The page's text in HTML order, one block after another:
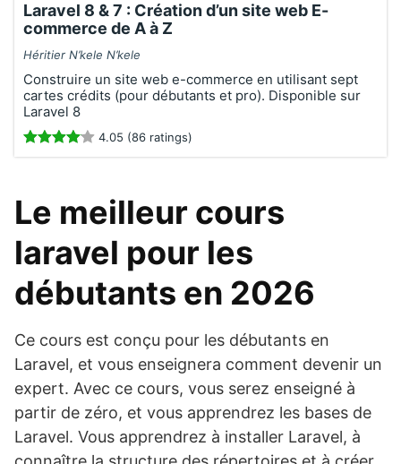
Laravel 8 & 7 : Création d’un site web E-
commerce de A à Z
Héritier N’kele N’kele
Construire un site web e-commerce en utilisant sept
cartes crédits (pour débutants et pro). Disponible sur
Laravel 8
4.05 (86 ratings)
Le meilleur cours
laravel pour les
débutants en 2026
Ce cours est conçu pour les débutants en
Laravel, et vous enseignera comment devenir un
expert. Avec ce cours, vous serez enseigné à
partir de zéro, et vous apprendrez les bases de
Laravel. Vous apprendrez à installer Laravel, à